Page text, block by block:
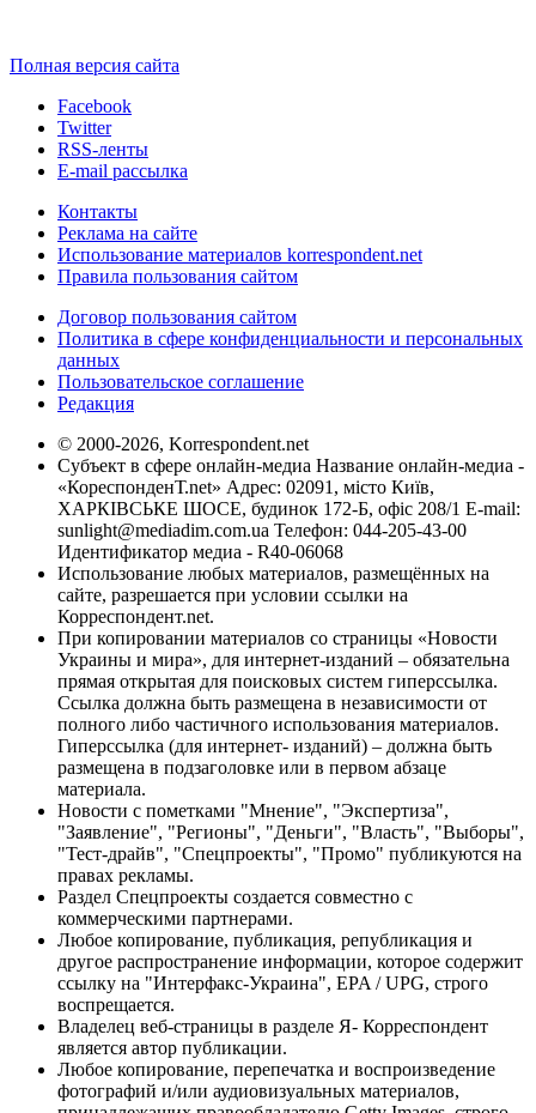
Полная версия сайта
Facebook
Twitter
RSS-ленты
E-mail рассылка
Контакты
Реклама на сайте
Использование материалов korrespondent.net
Правила пользования сайтом
Договор пользования сайтом
Политика в сфере конфиденциальности и персональных
данных
Пользовательское соглашение
Редакция
© 2000-2026, Korrespondent.net
Субъект в сфере онлайн-медиа Название онлайн-медиа -
«КореспонденТ.net» Адрес: 02091, місто Київ,
ХАРКІВСЬКЕ ШОСЕ, будинок 172-Б, офіс 208/1 E-mail:
sunlight@mediadim.com.ua Телефон: 044-205-43-00
Идентификатор медиа - R40-06068
Использование любых материалов, размещённых на
сайте, разрешается при условии ссылки на
Корреспондент.net.
При копировании материалов со страницы «Новости
Украины и мира», для интернет-изданий – обязательна
прямая открытая для поисковых систем гиперссылка.
Ссылка должна быть размещена в независимости от
полного либо частичного использования материалов.
Гиперссылка (для интернет- изданий) – должна быть
размещена в подзаголовке или в первом абзаце
материала.
Новости с пометками "Мнение", "Экспертиза",
"Заявление", "Регионы", "Деньги", "Власть", "Выборы",
"Тест-драйв", "Спецпроекты", "Промо" публикуются на
правах рекламы.
Раздел Спецпроекты создается совместно с
коммерческими партнерами.
Любое копирование, публикация, републикация и
другое распространение информации, которое содержит
ссылку на "Интерфакс-Украина", EPA / UPG, строго
воспрещается.
Владелец веб-страницы в разделе Я- Корреспондент
является автор публикации.
Любое копирование, перепечатка и воспроизведение
фотографий и/или аудиовизуальных материалов,